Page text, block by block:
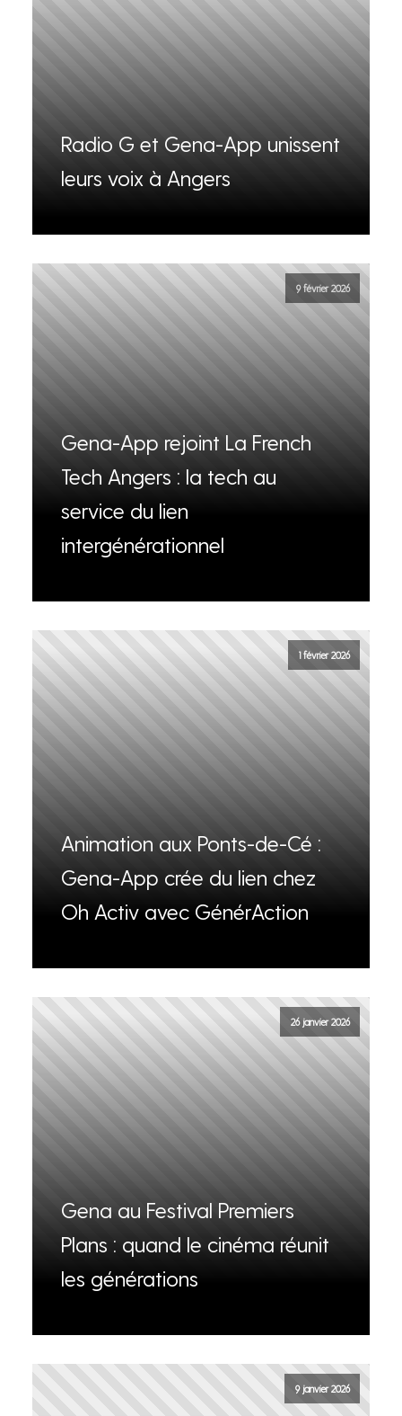
Radio G et Gena-App unissent
leurs voix à Angers
9 février 2026
Gena-App rejoint La French
Tech Angers : la tech au
service du lien
intergénérationnel
1 février 2026
Animation aux Ponts-de-Cé :
Gena-App crée du lien chez
Oh Activ avec GénérAction
26 janvier 2026
Gena au Festival Premiers
Plans : quand le cinéma réunit
les générations
9 janvier 2026